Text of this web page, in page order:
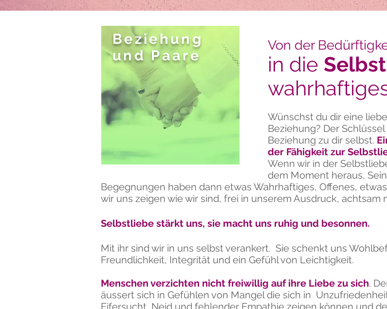
Beziehung
und Paare
Von der
in die
Wünschst du dir eine
Beziehung? Der
Beziehung zu dir selbst.
der Fähigkeit zur
Wenn wir in der
dem Moment heraus,
Begegnungen haben dann etwas Wahrhaftiges, Offenes,
wir uns zeigen wie wir sind, frei in unserem Ausdruck, achtsam
Selbstliebe stärkt uns, sie macht uns ruhig und besonnen.
Mit ihr sind wir in uns selbst verankert. Sie schenkt uns
Freundlichkeit, Integrität und ein Gefühl von Leichtigkeit.
Menschen verzichten nicht freiwillig auf ihre Liebe zu sich.
äussert sich in Gefühlen von Mangel die sich in
Eifersucht, Neid und fehlender Empathie zeigen können und